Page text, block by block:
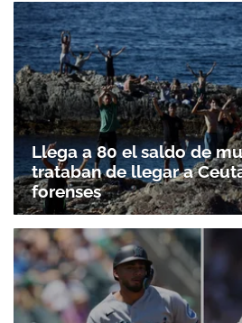
Llega a 80 el saldo de
trataban de llegar a
forenses